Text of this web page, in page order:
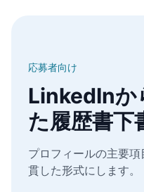
応募者向け
LinkedInか
た履歴書下
プロフィールの主要
貫した形式にします。